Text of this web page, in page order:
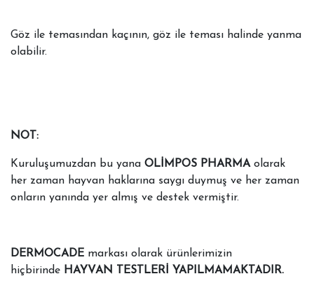
Göz ile temasından kaçının, göz ile teması halinde yanma
olabilir.
NOT:
Kuruluşumuzdan bu yana OLİMPOS PHARMAolarak
her zaman hayvan haklarına saygı duymuş ve her zaman
onların yanında yer almış ve destek vermiştir.
DERMOCADE markası olarak ürünlerimizin
hiçbirinde HAYVAN TESTLERİ YAPILMAMAKTADIR.